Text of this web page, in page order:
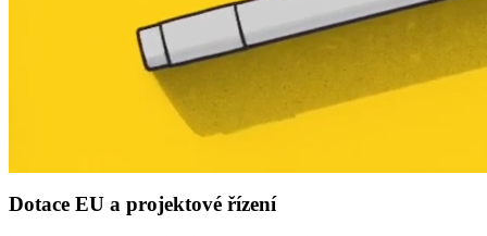
Dotace EU a projektové řízení